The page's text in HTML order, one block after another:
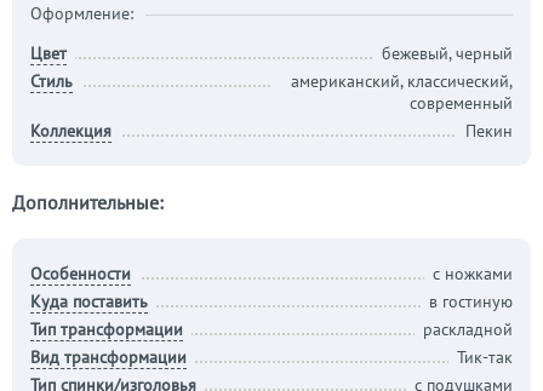
Оформление:
Цвет
бежевый, черный
Стиль
американский, классический,
современный
Коллекция
Пекин
Дополнительные:
Особенности
с ножками
Куда поставить
в гостиную
Тип трансформации
раскладной
Вид трансформации
Тик-так
Тип спинки/изголовья
с подушками